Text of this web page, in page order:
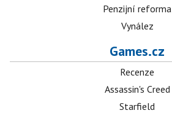
Penzijní reforma
Vynález
Games.cz
Recenze
Assassin's Creed
Starfield